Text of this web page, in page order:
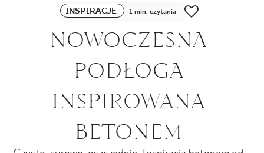
PRODUKTY
KOLEKCJE
DLA BIZNESU
INSPIRACJE 1 min. czytania
NOWOCZESNA
PODŁOGA
INSPIROWANA
BETONEM